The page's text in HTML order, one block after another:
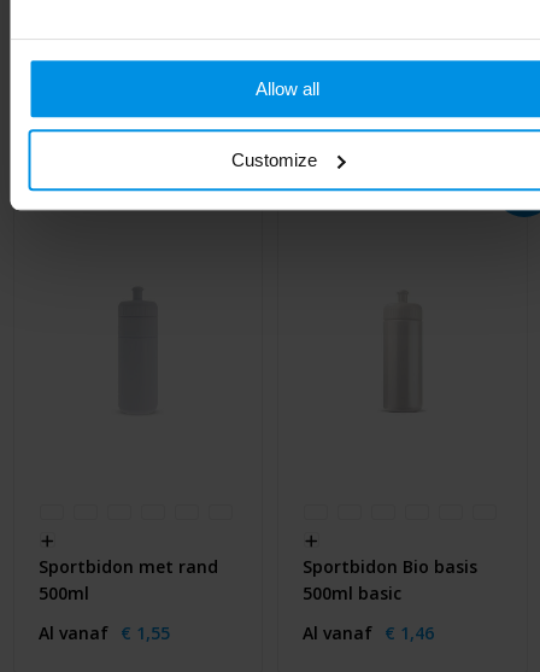
Allow all
Customize
Al vanaf € 1,91
Sportbidon classic
Sportbidon met rand
500ml
Al vanaf € 1,55
Sportbidon Bio basis
500ml basic
Al vanaf € 1,46